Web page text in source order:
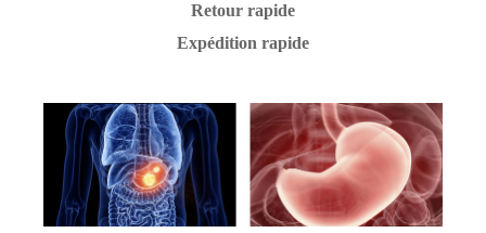
Retour rapide
Expédition rapide